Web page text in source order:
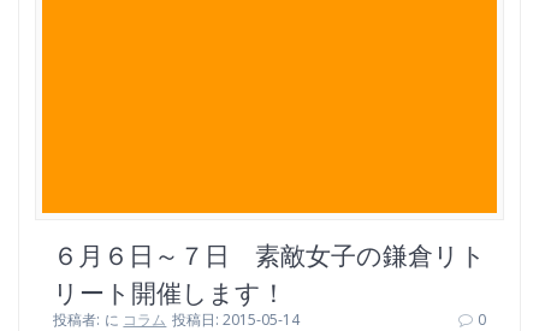
６月６日～７日 素敵女子の鎌倉リト
リート開催します！
投稿者: に コラム 投稿日: 2015-05-14 0